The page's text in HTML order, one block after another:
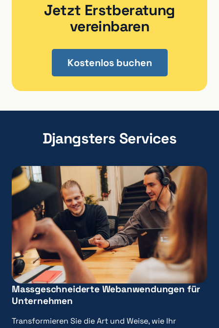
Jetzt Erstberatung
vereinbaren
Kostenlos buchen
Djangsters Services
Massgeschneiderte Webanwendungen für
Unternehmen
Transformieren Sie die Art und Weise, wie Ihr